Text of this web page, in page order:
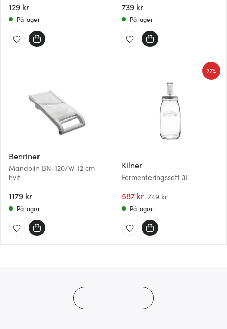
129 kr
På lager
739 kr
På lager
Benriner
Mandolin BN-120/W 12 cm
hvit
1179 kr
På lager
Kilner
Fermenteringssett 3L
587 kr 749 kr
22%
På lager